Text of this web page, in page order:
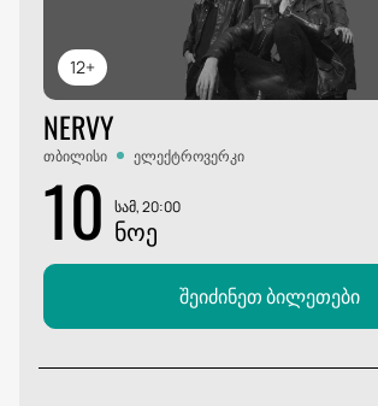
12+
NERVY
თბილისი ელექტროვერკი
10 სამ, 20:00
ᲜᲝᲔ
შეიძინეთ ბილეთები